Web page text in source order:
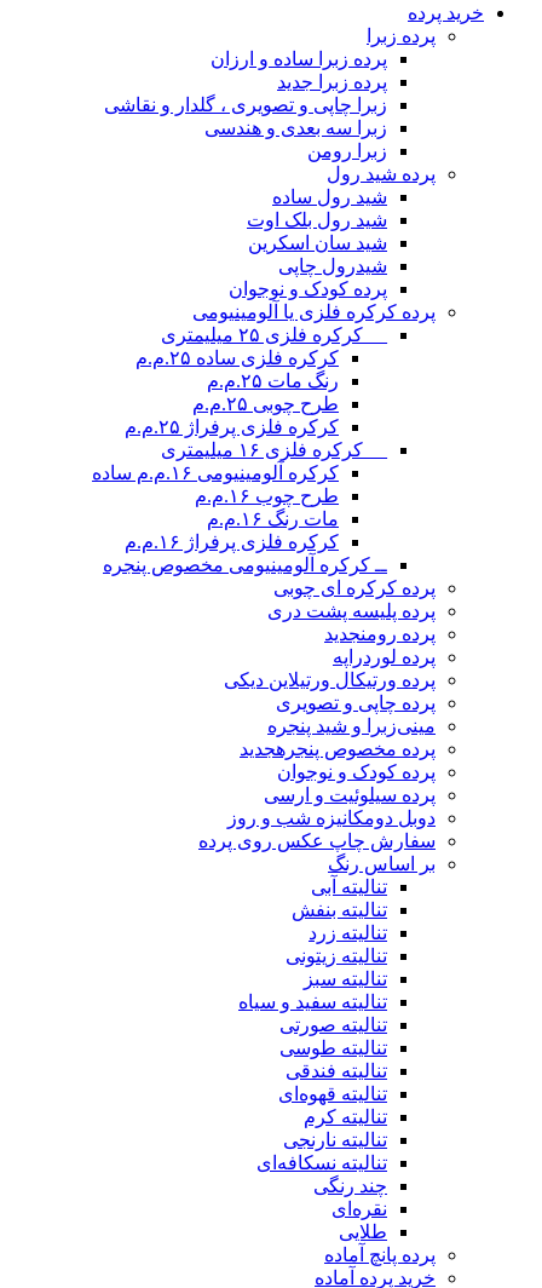
خرید پرده
پرده زبرا
پرده زبرا ساده و ارزان
پرده زبرا جدید
زبرا چاپی و تصویری ، گلدار و نقاشی
زبرا سه بعدی و هندسی
زبرا رومن
پرده شید رول
شید رول ساده
شید رول بلک اوت
شید سان اسکرین
شیدرول چاپی
پرده کودک و نوجوان
پرده کرکره فلزی یا آلومینیومی
__ کرکره فلزی ۲۵ میلیمتری
کرکره فلزی ساده ۲۵.م.م
رنگ مات ۲۵.م.م
طرح چوبی ۲۵.م.م
کرکره فلزی پرفراژ ۲۵.م.م
__ کرکره فلزی ۱۶ میلیمتری
کرکره آلومینیومی ۱۶.م.م ساده
طرح چوب ۱۶.م.م
مات رنگ ۱۶.م.م
کرکره فلزی پرفراژ ۱۶.م.م
ــ کرکره آلومینیومی مخصوص پنجره
پرده کرکره ای چوبی
پرده پلیسه پشت دری
پرده رومنجدید
پرده لوردراپه
پرده ورتیکال ورتیلاین دیکی
پرده چاپی و تصویری
مینی‌زبرا و شید پنجره
پرده مخصوص پنجرهجدید
پرده کودک و نوجوان
پرده سیلوئیت و ارسی
دوبل دومکانیزه شب و روز
سفارش چاپ عکس روی پرده
بر اساس رنگ
تنالیته آبی
تنالیته بنفش
تنالیته زرد
تنالیته زیتونی
تنالیته سبز
تنالیته سفید و سیاه
تنالیته صورتی
تنالیته طوسی
تنالیته فندقی
تنالیته قهوه‌ای
تنالیته کرم
تنالیته نارنجی
تنالیته نسکافه‌ای
چند رنگی
نقره‌ای
طلایی
پرده پانچ آماده
خرید پرده آماده